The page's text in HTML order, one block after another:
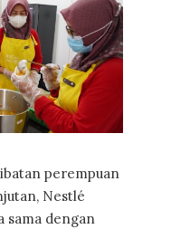
perempuan
Nestlé
sama dengan